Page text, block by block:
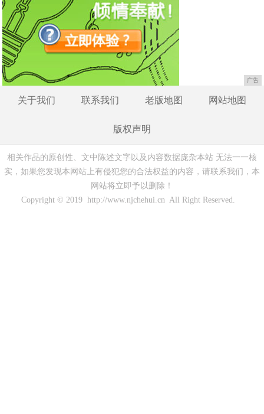
广告
关于我们 联系我们 老版地图 网站地图
版权声明
相关作品的原创性、文中陈述文字以及内容数据庞杂本站 无法一一核
实，如果您发现本网站上有侵犯您的合法权益的内容，请联系我们，本
网站将立即予以删除！
Copyright © 2019 http://www.njchehui.cn All Right Reserved.